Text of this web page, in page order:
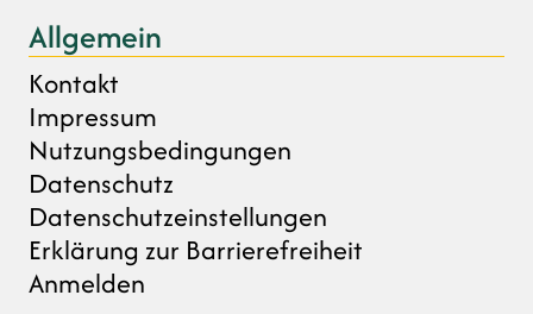
Allgemein
Kontakt
Impressum
Nutzungsbedingungen
Datenschutz
Datenschutzeinstellungen
Erklärung zur Barrierefreiheit
Anmelden